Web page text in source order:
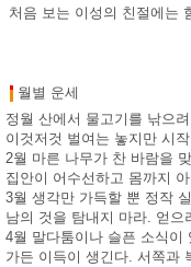
처음 보는 이성의 친절에는
월별 운세
정월 산에서 물고기를 낚으
이것저것 벌여는 놓지만 시
2월 마른 나무가 찬 바람을
집안이 어수선하고 몸까지
3월 생각만 가득할 뿐 정작
남의 것을 탐내지 마라. 얻
4월 말다툼이나 슬픈 소식이
가든 이득이 생긴다. 서쪽과